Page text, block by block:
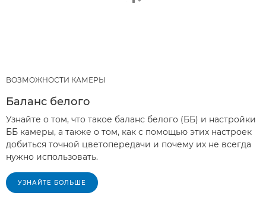
ВОЗМОЖНОСТИ КАМЕРЫ
Баланс белого
Узнайте о том, что такое баланс белого (ББ) и настройки
ББ камеры, а также о том, как с помощью этих настроек
добиться точной цветопередачи и почему их не всегда
нужно использовать.
УЗНАЙТЕ БОЛЬШЕ